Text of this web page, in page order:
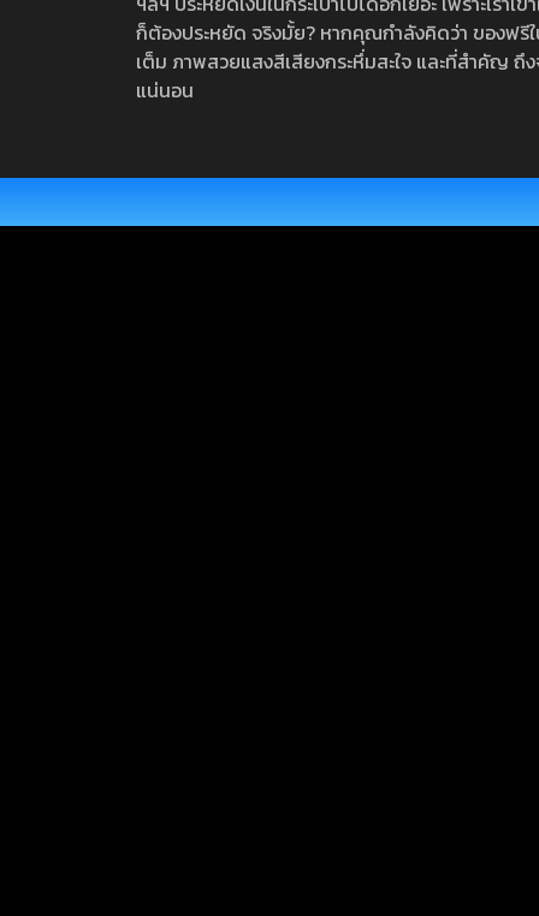
ก็ต้องประหยัด จริงมั้ย? หากคุณกำลังคิดว่า ของฟ
เต็ม ภาพสวยแสงสีเสียงกระหึ่มสะใจ และที่สำคัญ
แน่นอน